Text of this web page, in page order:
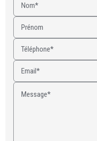
Nom*
Prénom
Téléphone*
Email*
Message*